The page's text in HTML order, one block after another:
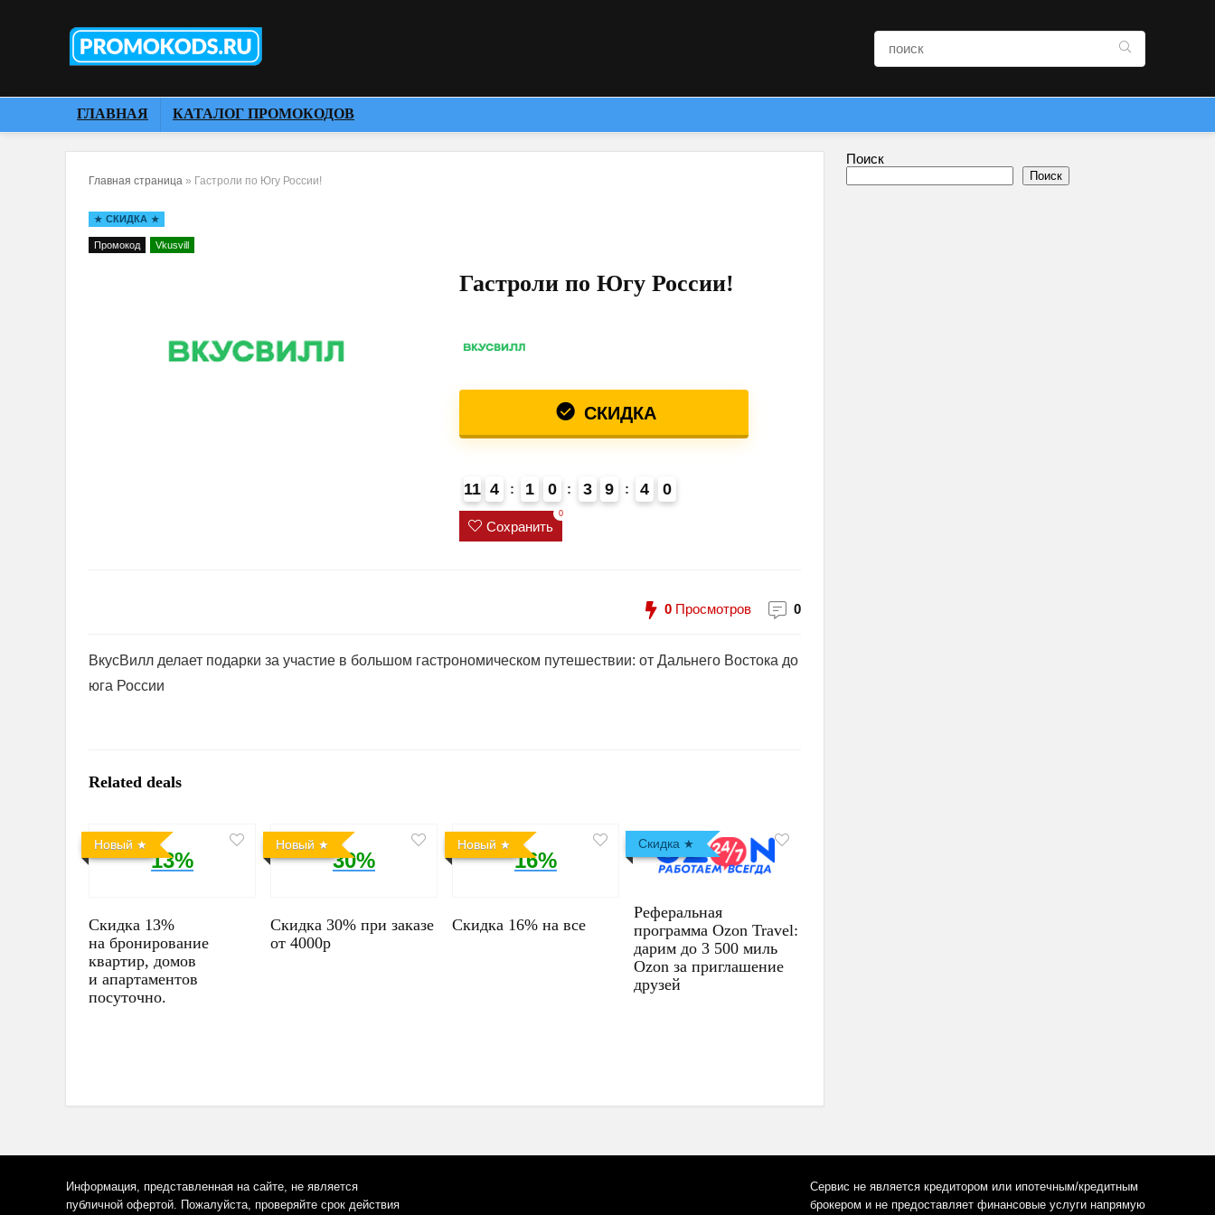
ГЛАВНАЯ КАТАЛОГ ПРОМОКОДОВ
Главная страница » Гастроли по Югу России!
СКИДКА
Промокод Vkusvill
Гастроли по Югу России!
СКИДКА
11 4 1 0 3 9 4 0
Сохранить
0
0 Просмотров 0
ВкусВилл делает подарки за участие в большом гастрономическом путешествии: от Дальнего Востока до
юга России
Related deals
Новый
13%
Скидка 13%
на бронирование
квартир, домов
и апартаментов
посуточно.
Новый
30%
Скидка 30% при заказе
от 4000р
Новый
16%
Скидка 16% на все
Скидка
Реферальная
программа Ozon Travel:
дарим до 3 500 миль
Ozon за приглашение
друзей
Поиск
Поиск
Информация, представленная на сайте, не является
публичной офертой. Пожалуйста, проверяйте срок действия
Сервис не является кредитором или ипотечным/кредитным
брокером и не предоставляет финансовые услуги напрямую